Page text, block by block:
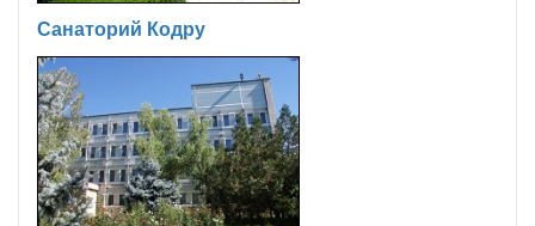
Санаторий Кодру